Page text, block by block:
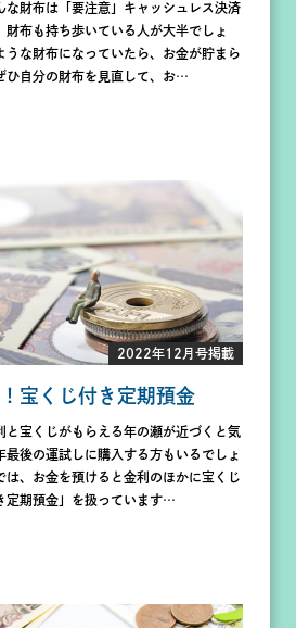
な財布は「要注意」キャッシュレス決済
財布も持ち歩いている人が大半でしょ
うな財布になっていたら、お金が貯まら
ひ自分の財布を見直して、お…
2022年12月号掲載
宝くじ付き定期預金
と宝くじがもらえる年の瀬が近づくと気
最後の運試しに購入する方もいるでしょ
は、お金を預けると金利のほかに宝くじ
定期預金」を扱っています…